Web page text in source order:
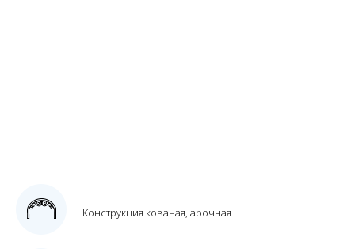
Конструкция кованая, арочная